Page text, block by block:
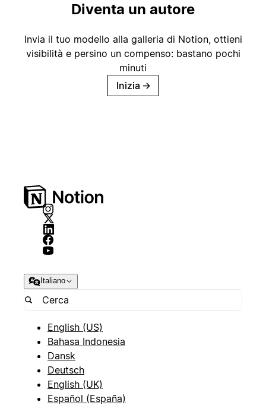
Diventa un autore
Invia il tuo modello alla galleria di Notion, ottieni
visibilità e persino un compenso: bastano pochi
minuti
Inizia →
Italiano
English (US)
Bahasa Indonesia
Dansk
Deutsch
English (UK)
Español (España)